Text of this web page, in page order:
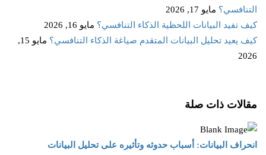
التنافسي؟ مايو 17, 2026
كيف تفيد البيانات اللحظية الذكاء التنافسي؟ مايو 16, 2026
كيف يعيد تحليل البيانات المتقدم صياغة الذكاء التنافسي؟
مايو 15,
2026
مقالات ذات صلة
انحراف البيانات: أسباب حدوثه وتأثيره على تحليل البيانات